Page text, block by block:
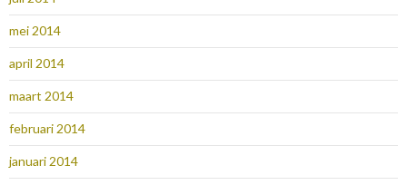
mei 2014
april 2014
maart 2014
februari 2014
januari 2014